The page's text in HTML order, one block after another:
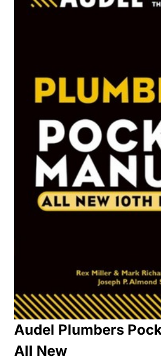
Audel Plumbers
All New